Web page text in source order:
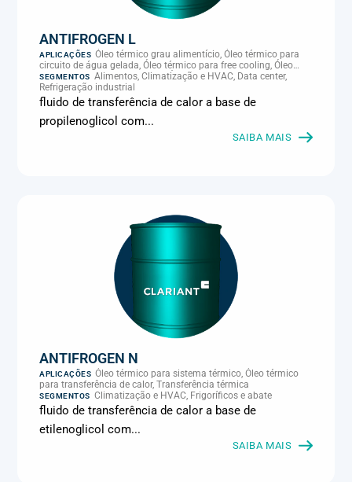
ANTIFROGEN L
APLICAÇÕES Óleo térmico grau alimentício, Óleo térmico para
circuito de água gelada, Óleo térmico para free cooling, Óleo
térmico para sistema térmico, Óleo térmico para transferência
de calor, Transferência térmica
SEGMENTOS Alimentos, Climatização e HVAC, Data center,
Refrigeração industrial
fluido de transferência de calor a base de
propilenoglicol com...
SAIBA MAIS
ANTIFROGEN N
APLICAÇÕES Óleo térmico para sistema térmico, Óleo térmico
para transferência de calor, Transferência térmica
SEGMENTOS Climatização e HVAC, Frigoríficos e abate
fluido de transferência de calor a base de
etilenoglicol com...
SAIBA MAIS